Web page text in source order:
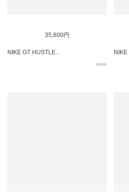
35,600円
NIKE GT HUSTLE...
RAISE